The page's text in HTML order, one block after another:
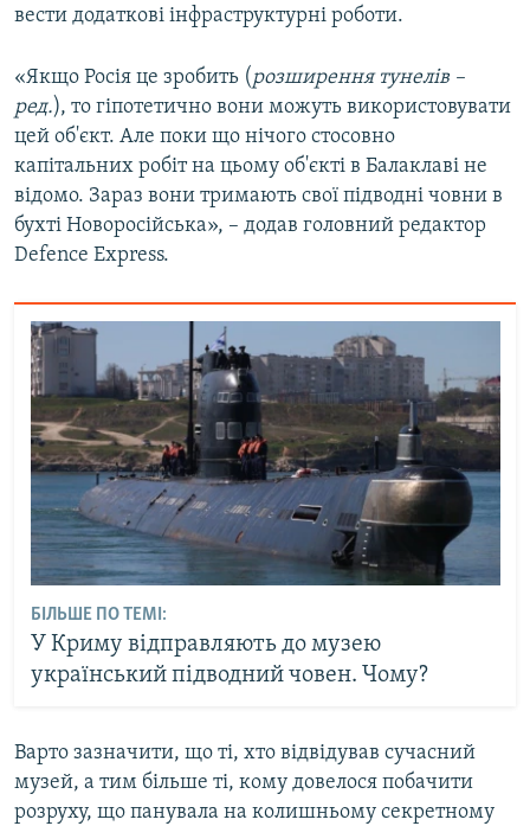
вести додаткові інфраструктурні роботи.
«Якщо Росія це зробить (розширення тунелів –
ред.), то гіпотетично вони можуть використовувати
цей об'єкт. Але поки що нічого стосовно
капітальних робіт на цьому об'єкті в Балаклаві не
відомо. Зараз вони тримають свої підводні човни в
бухті Новоросійська», – додав головний редактор
Defence Express.
БІЛЬШЕ ПО ТЕМІ:
У Криму відправляють до музею
український підводний човен. Чому?
Варто зазначити, що ті, хто відвідував сучасний
музей, а тим більше ті, кому довелося побачити
розруху, що панувала на колишньому секретному